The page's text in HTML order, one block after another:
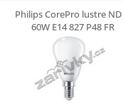
Philips CorePro lustre ND
60W E14 827 P48 FR